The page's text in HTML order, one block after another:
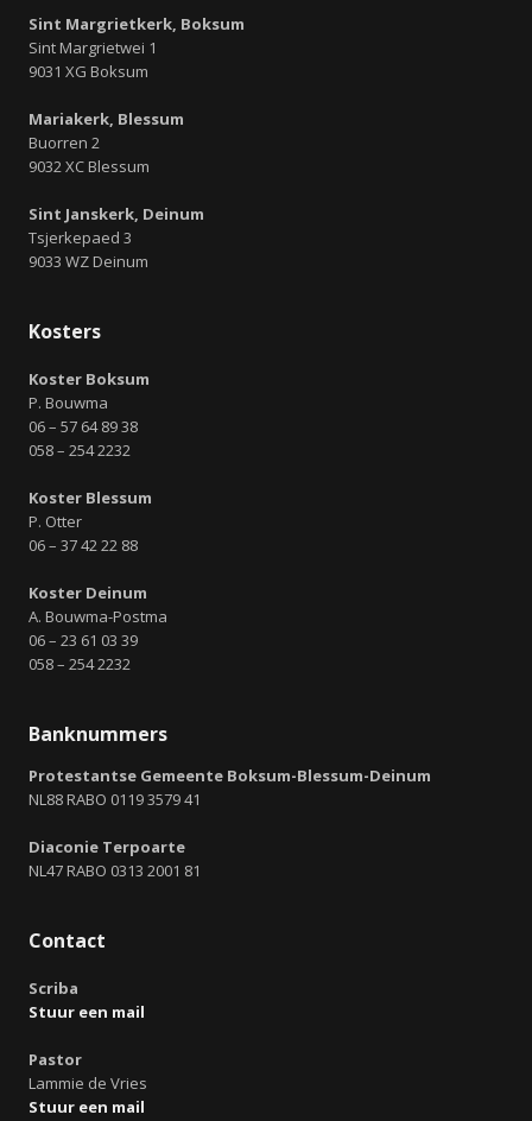
Sint Margrietkerk, Boksum
Sint Margrietwei 1
9031 XG Boksum
Mariakerk, Blessum
Buorren 2
9032 XC Blessum
Sint Janskerk, Deinum
Tsjerkepaed 3
9033 WZ Deinum
Kosters
Koster Boksum
P. Bouwma
06 – 57 64 89 38
058 – 254 2232
Koster Blessum
P. Otter
06 – 37 42 22 88
Koster Deinum
A. Bouwma-Postma
06 – 23 61 03 39
058 – 254 2232
Banknummers
Protestantse Gemeente Boksum-Blessum-Deinum
NL88 RABO 0119 3579 41
Diaconie Terpoarte
NL47 RABO 0313 2001 81
Contact
Scriba
Stuur een mail
Pastor
Lammie de Vries
Stuur een mail